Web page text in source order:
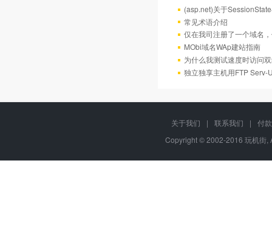
(asp.net)关于
常见术语介绍
仅在我司注册了一个域名
MObi域名WAp建站指南
为什么我测试速度时访问
独立独享主机用FTP Serv-
关于我们 | 联系我们 |
付
Copyright © 2002-2016 玩机街